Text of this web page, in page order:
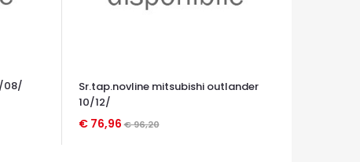
08/
Sr.tap.novline mitsubishi outlander
10/12/
€ 76,96€ 96,20